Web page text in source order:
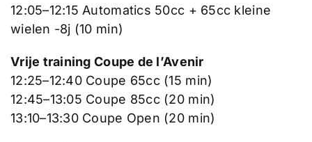
12:05–12:15 Automatics 50cc + 65cc kleine
wielen -8j (10 min)
Vrije training Coupe de l’Avenir
12:25–12:40 Coupe 65cc (15 min)
12:45–13:05 Coupe 85cc (20 min)
13:10–13:30 Coupe Open (20 min)